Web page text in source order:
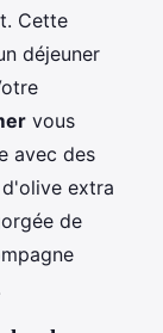
Cette
déjeuner
vous
avec des
extra
de